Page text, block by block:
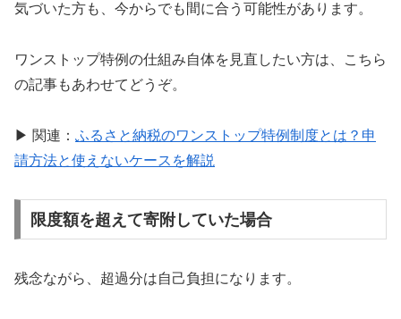
気づいた方も、今からでも間に合う可能性があります。
ワンストップ特例の仕組み自体を見直したい方は、こちら
の記事もあわせてどうぞ。
▶ 関連： ふるさと納税のワンストップ特例制度とは？申
請方法と使えないケースを解説
限度額を超えて寄附していた場合
残念ながら、超過分は自己負担になります。